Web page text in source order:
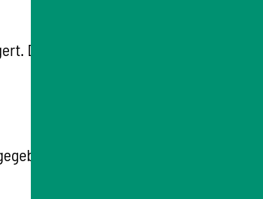
Die Einnahmen der
wurde (sogenannte